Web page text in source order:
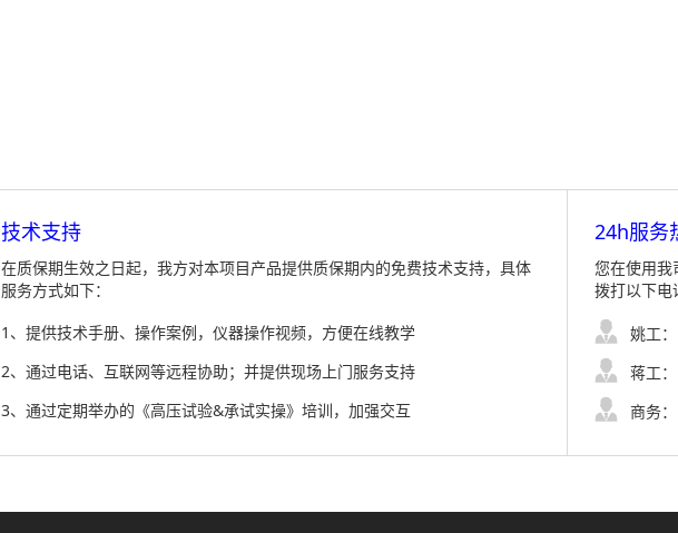
技术支持
在质保期生效之日起，我方对本项目产品提供质保期内的免费技术支持，具体
服务方式如下：
1、提供技术手册、操作案例，仪器操作视频，方便在线教学
2、通过电话、互联网等远程协助；并提供现场上门服务支持
3、通过定期举办的《高压试验&承试实操》培训，加强交互
24h服务
您在使用我
拨打以下电
 姚工：
 蒋工：
 商务：